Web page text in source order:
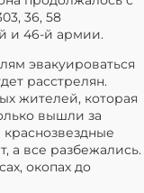
36, 58
и 46-й армии.
эвакуироваться
расстрелян.
жителей, которая
вышли за
а все разбежались.
окопах до